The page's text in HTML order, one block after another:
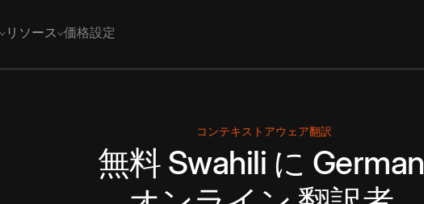
リソース 価格設定
コンテキストアウェア翻訳
無料 Swahili に German